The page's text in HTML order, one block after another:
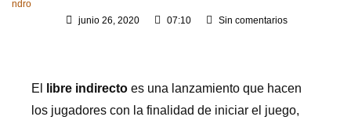
junio 26, 2020 07:10 Sin comentarios
El libre indirecto es una lanzamiento que hacen
los jugadores con la finalidad de iniciar el juego,